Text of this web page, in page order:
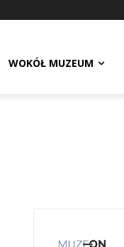
WOKÓŁ MUZEUM